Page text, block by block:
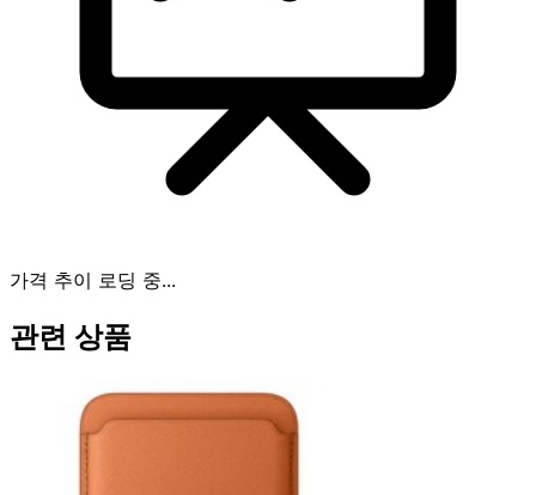
가격 추이 로딩 중...
관련 상품